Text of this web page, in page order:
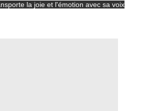
la joie et l'émotion avec sa voix